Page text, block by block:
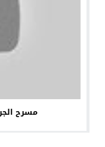
مسرح